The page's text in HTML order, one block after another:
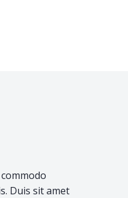
Duis sit amet